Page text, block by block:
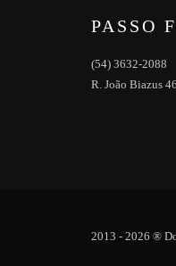
PASSO
(54) 3632-2088
R. João Biazus
2013 - 2026 ®